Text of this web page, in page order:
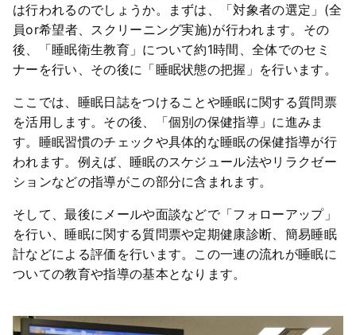
は行われるのでしょうか。まずは、「対象者の選定」(全
員or希望者、スクリーニング実施)が行われます。その
後、「睡眠衛生教育」について約1時間、全体でのセミ
ナーを行い、その後に「睡眠状態の把握」を行います。
ここでは、睡眠日誌をつけることや睡眠に関する質問票
を活用します。その後、「個別の保健指導」に進みま
す。睡眠習慣のチェックや具体的な睡眠の保健指導が行
われます。例えば、睡眠のスケジュール法やリラクゼー
ションなどの指導がこの部分に含まれます。
そして、最後にメールや面談などで「フォローアップ」
を行い、睡眠に関する質問票や定期健康診断、簡易睡眠
計などによる評価を行います。この一連の流れが睡眠に
ついての教育や指導の基本となります。